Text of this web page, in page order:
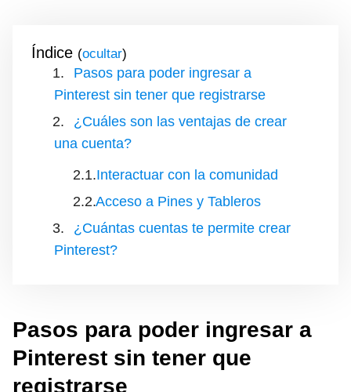
Índice ( )
Pasos para poder ingresar a
Pinterest sin tener que registrarse
¿Cuáles son las ventajas de crear
una cuenta?
Interactuar con la comunidad
Acceso a Pines y Tableros
¿Cuántas cuentas te permite crear
Pinterest?
Pasos para poder ingresar a
Pinterest sin tener que
registrarse